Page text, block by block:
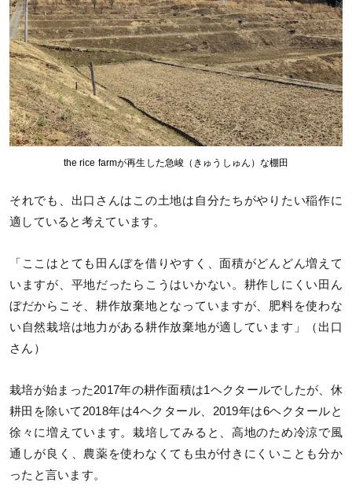
the rice farmが再生した急峻（きゅうしゅん）な棚田
それでも、出口さんはこの土地は自分たちがやりたい稲作に
適していると考えています。
「ここはとても田んぼを借りやすく、面積がどんどん増えて
いますが、平地だったらこうはいかない。耕作しにくい田ん
ぼだからこそ、耕作放棄地となっていますが、肥料を使わな
い自然栽培は地力がある耕作放棄地が適しています」（出口
さん）
栽培が始まった2017年の耕作面積は1ヘクタールでしたが、休
耕田を除いて2018年は4ヘクタール、2019年は6ヘクタールと
徐々に増えています。栽培してみると、高地のため冷涼で風
通しが良く、農薬を使わなくても虫が付きにくいことも分か
ったと言います。